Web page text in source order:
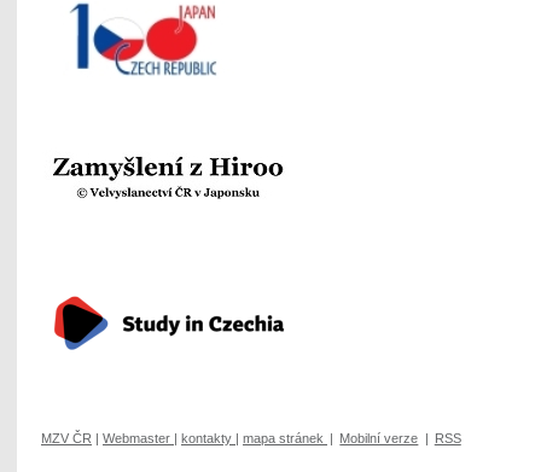
MZV ČR | Webmaster | kontakty | mapa stránek | Mobilní verze | RSS